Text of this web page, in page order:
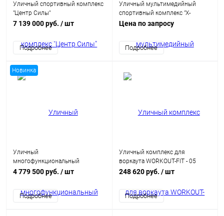
Уличный спортивный комплекс
"Центр Силы"
7 139 000 руб. / шт
Подробнее
Уличный мультимедийный
спортивный комплекс "Х-
станция"
Цена по запросу
Подробнее
Новинка
Уличный
многофункциональный
комплекс "Эльбрус"
4 779 500 руб. / шт
Подробнее
Уличный комплекс для
воркаута WORKOUT-FIT - 05
248 620 руб. / шт
Подробнее